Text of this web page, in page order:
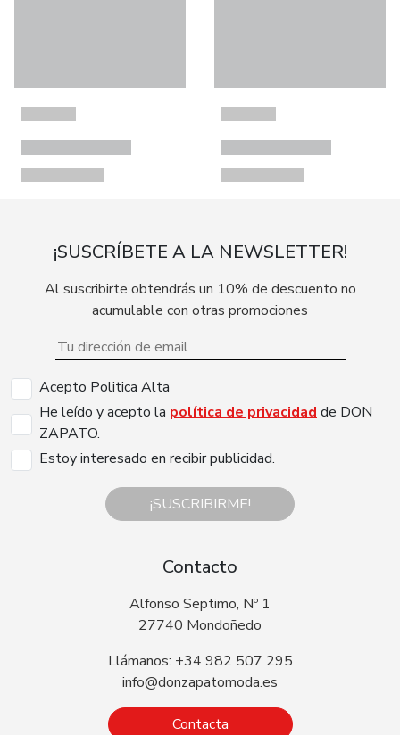
¡SUSCRÍBETE A LA NEWSLETTER!
Al suscribirte obtendrás un 10% de descuento no
acumulable con otras promociones
Acepto Politica Alta
He leído y acepto la política de privacidad de DON
ZAPATO.
Estoy interesado en recibir publicidad.
¡SUSCRIBIRME!
Contacto
Alfonso Septimo, Nº 1
27740 Mondoñedo
Llámanos: +34 982 507 295
info@donzapatomoda.es
Contacta